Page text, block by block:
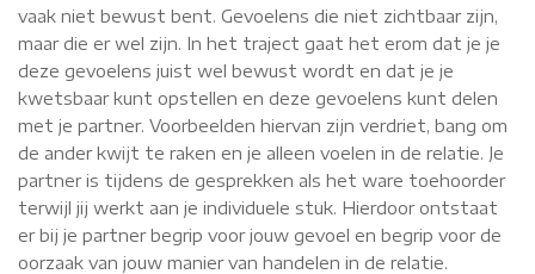
vaak niet bewust bent. Gevoelens die niet zichtbaar zijn,
maar die er wel zijn. In het traject gaat het erom dat je je
deze gevoelens juist wel bewust wordt en dat je je
kwetsbaar kunt opstellen en deze gevoelens kunt delen
met je partner. Voorbeelden hiervan zijn verdriet, bang om
de ander kwijt te raken en je alleen voelen in de relatie. Je
partner is tijdens de gesprekken als het ware toehoorder
terwijl jij werkt aan je individuele stuk. Hierdoor ontstaat
er bij je partner begrip voor jouw gevoel en begrip voor de
oorzaak van jouw manier van handelen in de relatie.